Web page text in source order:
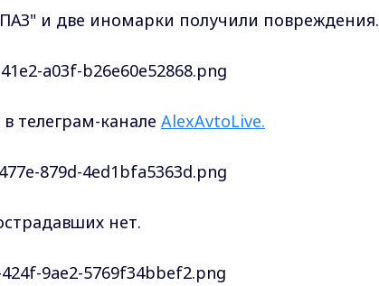
и две иномарки получили повреждения.
телеграм-канале AlexAvtoLive.
нет.